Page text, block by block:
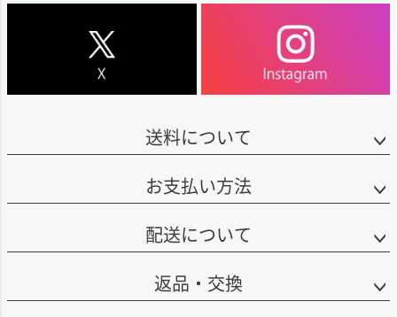
送料について
お支払い方法
配送について
返品・交換